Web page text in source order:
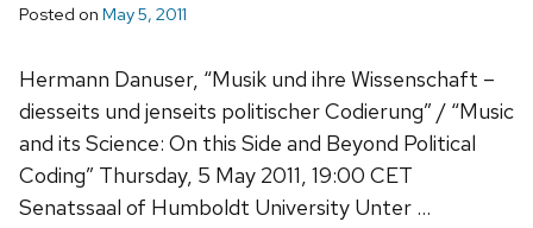
Posted on May 5, 2011
Hermann Danuser, “Musik und ihre Wissenschaft –
diesseits und jenseits politischer Codierung” / “Music
and its Science: On this Side and Beyond Political
Coding” Thursday, 5 May 2011, 19:00 CET
Senatssaal of Humboldt University Unter …